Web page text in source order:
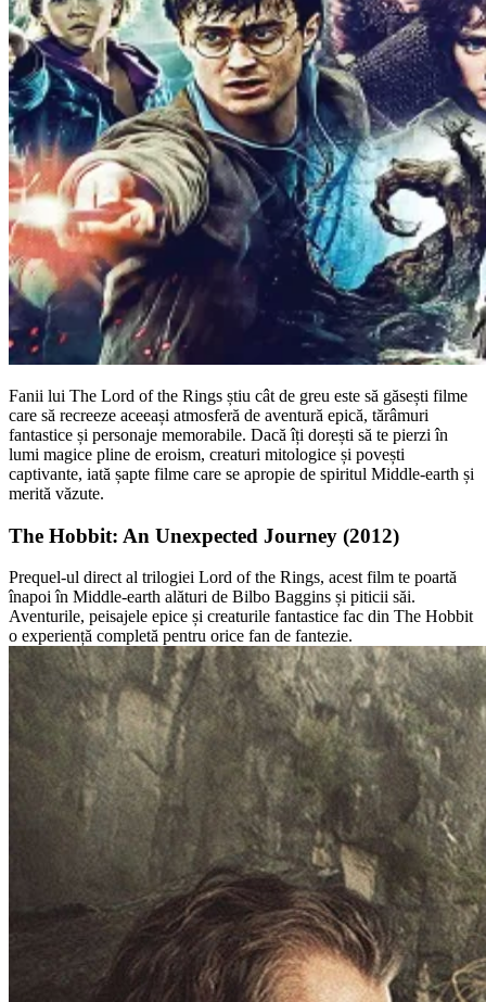
Fanii lui The Lord of the Rings știu cât de greu este să găsești filme
care să recreeze aceeași atmosferă de aventură epică, tărâmuri
fantastice și personaje memorabile. Dacă îți dorești să te pierzi în
lumi magice pline de eroism, creaturi mitologice și povești
captivante, iată șapte filme care se apropie de spiritul Middle-earth și
merită văzute.
The Hobbit: An Unexpected Journey (2012)
Prequel-ul direct al trilogiei Lord of the Rings, acest film te poartă
înapoi în Middle-earth alături de Bilbo Baggins și piticii săi.
Aventurile, peisajele epice și creaturile fantastice fac din The Hobbit
o experiență completă pentru orice fan de fantezie.